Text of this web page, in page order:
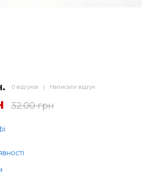
0 відгуків | Написати відгук
32.00 грн